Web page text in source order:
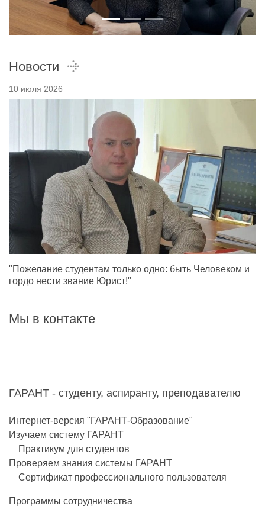
Новости
10 июля 2026
"Пожелание студентам только одно: быть Человеком и
гордо нести звание Юрист!"
Мы в контакте
ГАРАНТ - студенту, аспиранту, преподавателю
Интернет-версия "ГАРАНТ-Образование"
Изучаем систему ГАРАНТ
Практикум для студентов
Проверяем знания системы ГАРАНТ
Сертификат профессионального пользователя
Программы сотрудничества